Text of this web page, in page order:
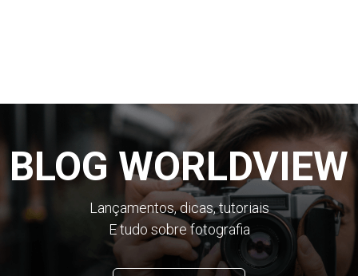
BLOG WORLDVIEW
Lançamentos, dicas, tutoriais
E tudo sobre fotografia